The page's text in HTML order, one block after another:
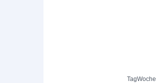
TagWoche